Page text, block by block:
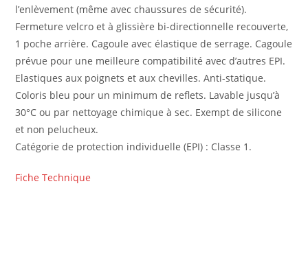
l’enlèvement (même avec chaussures de sécurité).
Fermeture velcro et à glissière bi-directionnelle recouverte,
1 poche arrière. Cagoule avec élastique de serrage. Cagoule
prévue pour une meilleure compatibilité avec d’autres EPI.
Elastiques aux poignets et aux chevilles. Anti-statique.
Coloris bleu pour un minimum de reflets. Lavable jusqu’à
30°C ou par nettoyage chimique à sec. Exempt de silicone
et non pelucheux.
Catégorie de protection individuelle (EPI) : Classe 1.
Fiche Technique